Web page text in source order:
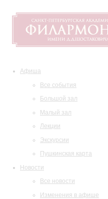
Афиша
Все события
Большой зал
Малый зал
Лекции
Экскурсии
Пушкинская карта
Новости
Все новости
Изменения в афише